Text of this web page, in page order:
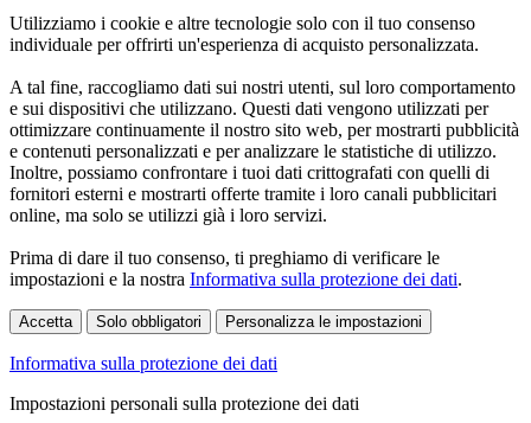
Utilizziamo i cookie e altre tecnologie solo con il tuo consenso
individuale per offrirti un'esperienza di acquisto personalizzata.
A tal fine, raccogliamo dati sui nostri utenti, sul loro comportamento
e sui dispositivi che utilizzano. Questi dati vengono utilizzati per
ottimizzare continuamente il nostro sito web, per mostrarti pubblicità
e contenuti personalizzati e per analizzare le statistiche di utilizzo.
Inoltre, possiamo confrontare i tuoi dati crittografati con quelli di
fornitori esterni e mostrarti offerte tramite i loro canali pubblicitari
online, ma solo se utilizzi già i loro servizi.
Prima di dare il tuo consenso, ti preghiamo di verificare le
impostazioni e la nostra Informativa sulla protezione dei dati.
Accetta Solo obbligatori Personalizza le impostazioni
Informativa sulla protezione dei dati
Impostazioni personali sulla protezione dei dati